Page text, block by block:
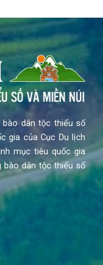
bào dân tộc thiểu số
gia của Cục Du lịch
mục tiêu quốc gia
bào dân tộc thiểu số